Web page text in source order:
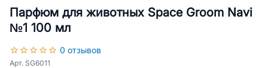
Парфюм для животных Space Groom Navi
№1 100 мл
0 отзывов
Арт. SG6011